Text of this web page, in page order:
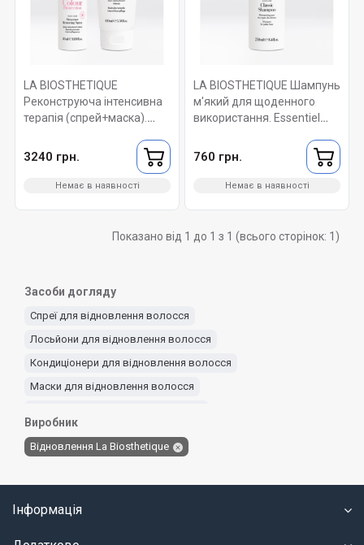
LA BIOSTHETIQUE
Реконструюча інтенсивна
терапія (спрей+маска).
Treatment 50 мл+100мл.
3240 грн.
Немає в наявності
LA BIOSTHETIQUE Шампунь
м'який для щоденного
використання. Essentiel
760 грн.
Немає в наявності
Показано від 1 до 1 з 1 (всього сторінок: 1)
Засоби догляду
Спреї для відновлення волосся
Лосьйони для відновлення волосся
Кондиціонери для відновлення волосся
Маски для відновлення волосся
Виробник
Відновлення La Biosthetique
Інформація